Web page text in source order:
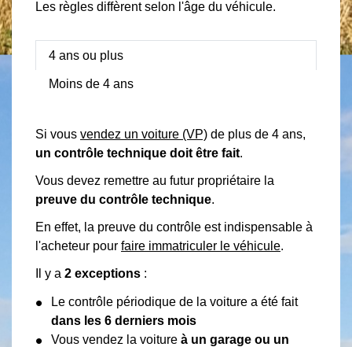
Les règles diffèrent selon l'âge du véhicule.
4 ans ou plus
Moins de 4 ans
Si vous vendez un voiture (VP) de plus de 4 ans,
un contrôle technique doit être fait.
Vous devez remettre au futur propriétaire la
preuve du contrôle technique.
En effet, la preuve du contrôle est indispensable à
l'acheteur pour faire immatriculer le véhicule.
Il y a 2 exceptions :
Le contrôle périodique de la voiture a été fait
dans les 6 derniers mois
Vous vendez la voiture à un garage ou un